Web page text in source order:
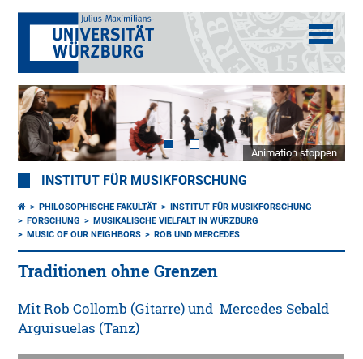
Animation stoppen
INSTITUT FÜR MUSIKFORSCHUNG
PHILOSOPHISCHE FAKULTÄT
INSTITUT FÜR MUSIKFORSCHUNG
FORSCHUNG
MUSIKALISCHE VIELFALT IN WÜRZBURG
MUSIC OF OUR NEIGHBORS
ROB UND MERCEDES
Traditionen ohne Grenzen
Mit Rob Collomb (Gitarre) und Mercedes Sebald
Arguisuelas (Tanz)